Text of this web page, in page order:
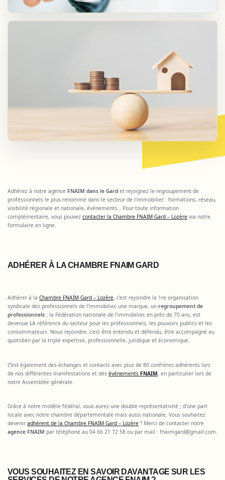
Adhérez à notre agence FNAIM dans le Gard et rejoignez le regroupement de
professionnels le plus renommé dans le secteur de l'immobilier : formations, réseau,
visibilité régionale et nationale, événements… Pour toute information
complémentaire, vous pouvez contacter la Chambre FNAIM Gard – Lozère via notre
formulaire en ligne.
ADHÉRER À LA CHAMBRE FNAIM GARD
Adhérer à la Chambre FNAIM Gard – Lozère, c'est rejoindre la 1re organisation
syndicale des professionnels de l'immobilier, une marque, un regroupement de
professionnels : la Fédération nationale de l'immobilier, en près de 70 ans, est
devenue LA référence du secteur pour les professionnels, les pouvoirs publics et les
consommateurs. Nous rejoindre, c'est être entendu et défendu, être accompagné au
quotidien par la triple expertise, professionnelle, juridique et économique.
C’est également des échanges et contacts avec plus de 80 confrères adhérents lors
de nos différentes manifestations et des événements FNAIM, en particulier lors de
notre Assemblée générale.
Grâce à notre modèle fédéral, vous aurez une double représentativité ; d'une part
locale avec notre chambre départementale mais aussi nationale. Vous souhaitez
devenir adhérent de la Chambre FNAIM Gard – Lozère ? Merci de contacter notre
agence FNAIM par téléphone au 04 66 21 72 58 ou par mail : fnaimgard@gmail.com.
VOUS SOUHAITEZ EN SAVOIR DAVANTAGE SUR LES